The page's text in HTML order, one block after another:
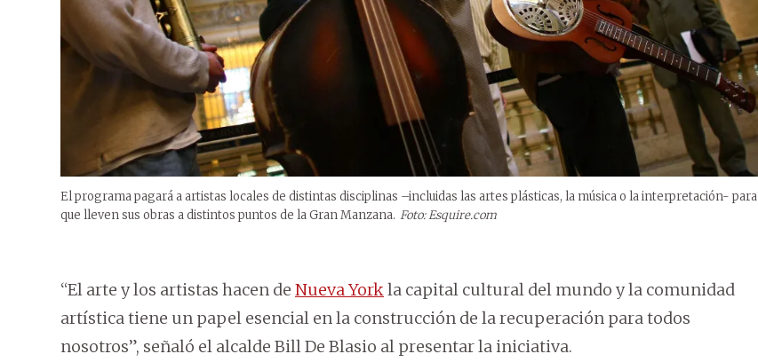
El programa pagará a artistas locales de distintas disciplinas –incluidas las artes plásticas, la música o la interpretación- para
que lleven sus obras a distintos puntos de la Gran Manzana. Foto: Esquire.com
“El arte y los artistas hacen de Nueva Yorkla capital cultural del mundo y la comunidad
artística tiene un papel esencial en la construcción de la recuperación para todos
nosotros”, señaló el alcalde Bill De Blasio al presentar la iniciativa.